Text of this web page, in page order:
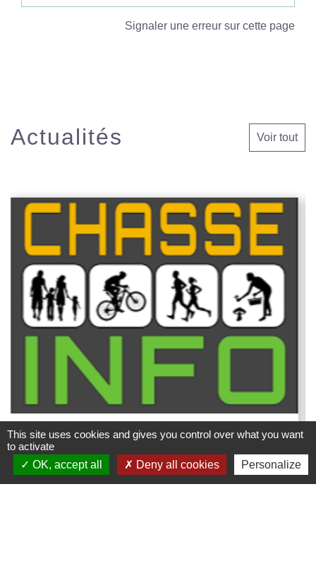
Signaler une erreur sur cette page
Actualités Voir tout
Chasse - saison 2026-2027 et
Chasse Info
Dates et lieux de chasse en temps réel
This site uses cookies and gives you control over what you want
to activate
OK, accept all
Deny all cookies Personalize